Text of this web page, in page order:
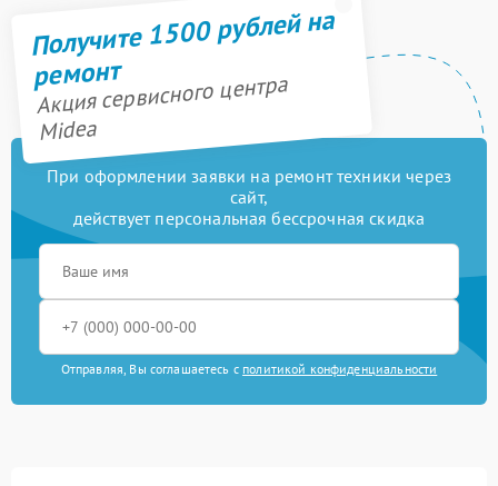
Получите 1500 рублей на
ремонт
Акция сервисного центра
Midea
При оформлении заявки на ремонт техники через
сайт,
действует персональная бессрочная скидка
Отправляя, Вы соглашаетесь с политикой конфиденциальности